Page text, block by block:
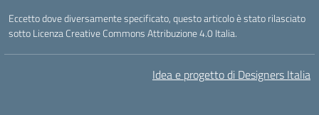
Eccetto dove diversamente specificato, questo articolo è stato rilasciato
sotto Licenza Creative Commons Attribuzione 4.0 Italia.
Idea e progetto di Designers Italia